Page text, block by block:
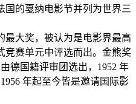
国的戛纳电影节并列为世界三
最大奖，被认为是电影界最高
竞赛单元中评选而出。金熊奖
德国籍评审团选出，1952 年
年起至今皆是邀请国际影